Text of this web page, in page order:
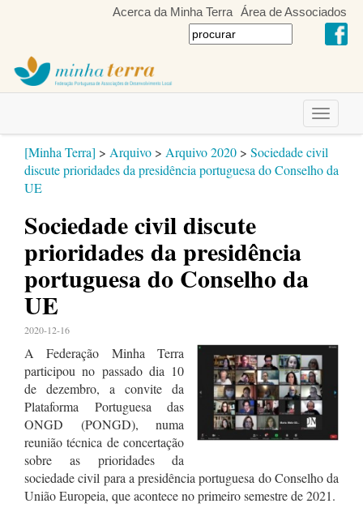
Acerca da Minha Terra Área de Associados
Toggle
[Minha Terra] > Arquivo > Arquivo 2020 > Sociedade civil
discute prioridades da presidência portuguesa do Conselho da
UE
Sociedade civil discute
prioridades da presidência
portuguesa do Conselho da
UE
2020-12-16
A Federação Minha Terra
participou no passado dia 10
de dezembro, a convite da
Plataforma Portuguesa das
ONGD (PONGD), numa
reunião técnica de concertação
sobre as prioridades da
sociedade civil para a presidência portuguesa do Conselho da
União Europeia, que acontece no primeiro semestre de 2021.